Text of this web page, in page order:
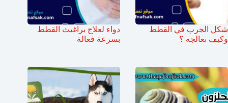
شكل الجرب في القطط
وكيف نعالجه ؟
دواء لعلاج براغيث القطط
بسرعة فعالة